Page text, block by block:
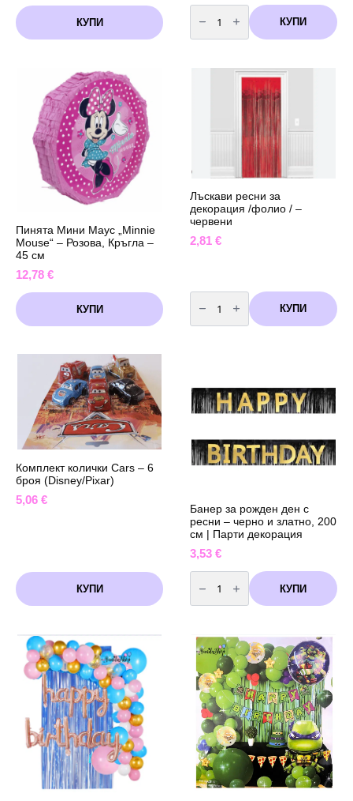
КУПИ
количество
за
Комплект
балони
Лило
КУПИ
Пинята Мини Маус „Minnie
Mouse“ – Розова, Кръгла –
45 см
12,78 €
КУПИ
Лъскави ресни за
декорация /фолио / –
червени
2,81 €
количество
за
Лъскави
ресни
-
червени
КУПИ
Комплект колички Cars – 6
броя (Disney/Pixar)
5,06 €
КУПИ
Банер за рожден ден с
ресни – черно и златно, 200
см | Парти декорация
3,53 €
количество
за
Банер
за
ресни
черно
златно,
200
см
Парти
декорация
КУПИ